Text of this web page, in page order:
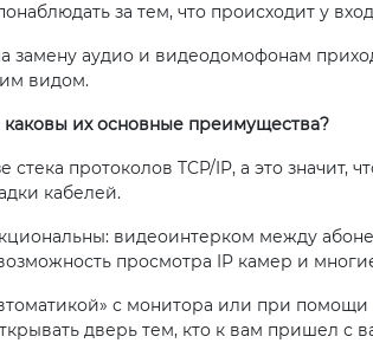
за тем, что происходит у
замену аудио и видеодомофонам
видом.
их основные преимущества?
протоколов TCP/IP, а это
кабелей.
видеоинтерком между
просмотра IP камер и
с монитора или при
дверь тем, кто к вам пришел с